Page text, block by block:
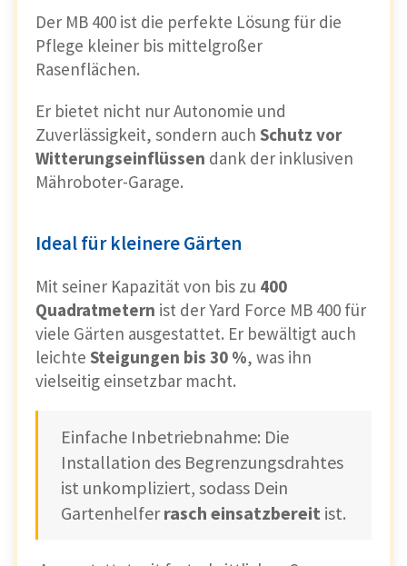
Der MB 400 ist die perfekte Lösung für die
Pflege kleiner bis mittelgroßer
Rasenflächen.
Er bietet nicht nur Autonomie und
Zuverlässigkeit, sondern auch Schutz vor
Witterungseinflüssen dank der inklusiven
Mähroboter-Garage.
Ideal für kleinere Gärten
Mit seiner Kapazität von bis zu 400
Quadratmetern ist der Yard Force MB 400 für
viele Gärten ausgestattet. Er bewältigt auch
leichte Steigungen bis 30 %, was ihn
vielseitig einsetzbar macht.
Einfache Inbetriebnahme: Die
Installation des Begrenzungsdrahtes
ist unkompliziert, sodass Dein
Gartenhelferrasch einsatzbereit ist.